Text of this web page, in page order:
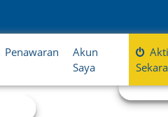
Penawaran
Akun
Saya